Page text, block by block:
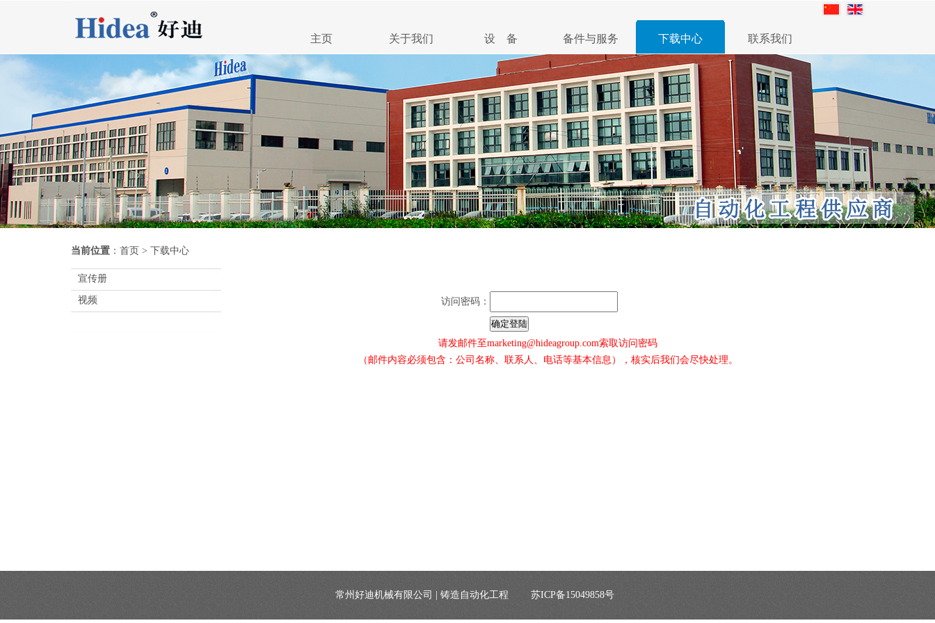
主页 关于我们 设 备 备件与服务 下载中心 联系我们
当前位置 ： 首页 > 下载中心
宣传册
视频 访问密码：
请发邮件至marketing@hideagroup.com索取访问密码
（邮件内容必须包含：公司名称、联系人、电话等基本信息），核实后我们会尽快处理。
常州好迪机械有限公司 | 铸造自动化工程 苏ICP备15049858号